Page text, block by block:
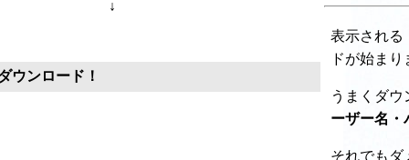
↓
ウンロード！
表示される
ドが始ま
うまくダ
ーザー名・
それでもダ